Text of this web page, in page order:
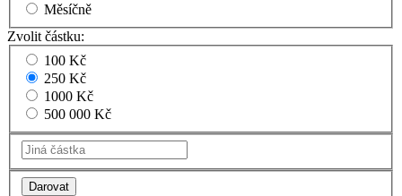
Měsíčně
Zvolit částku:
100 Kč
250 Kč
1000 Kč
500 000 Kč